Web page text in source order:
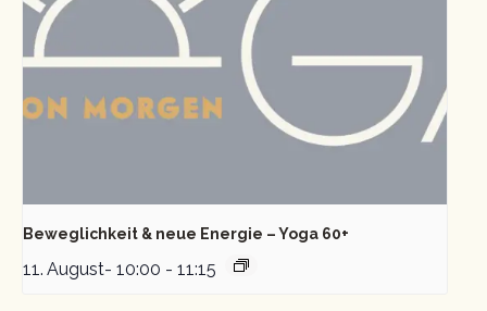
Beweglichkeit & neue Energie – Yoga 60+
11. August- 10:00 - 11:15